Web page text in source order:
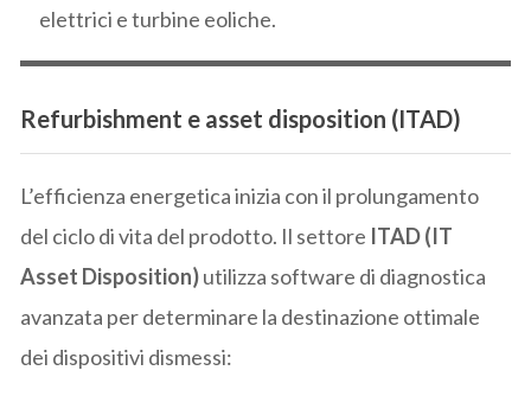
elettrici e turbine eoliche.
Refurbishment e asset disposition (ITAD)
L’efficienza energetica inizia con il prolungamento
del ciclo di vita del prodotto. Il settore ITAD (IT
Asset Disposition)utilizza software di diagnostica
avanzata per determinare la destinazione ottimale
dei dispositivi dismessi: